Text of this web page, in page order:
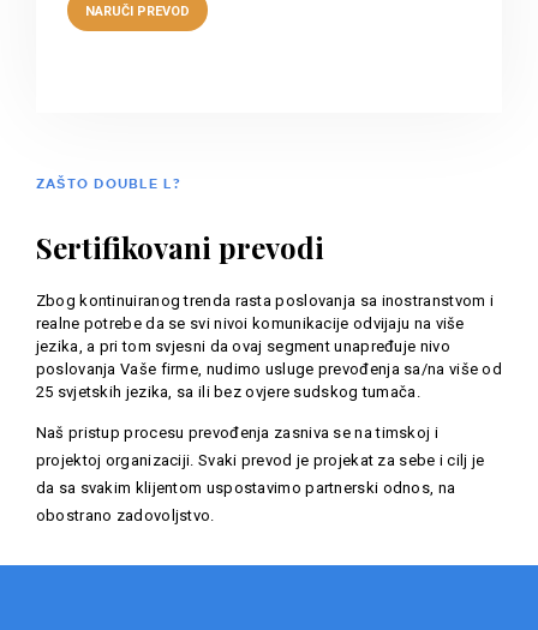
ZAŠTO DOUBLE L?
Sertifikovani prevodi
Zbog kontinuiranog trenda rasta poslovanja sa inostranstvom i
realne potrebe da se svi nivoi komunikacije odvijaju na više
jezika, a pri tom svjesni da ovaj segment unapređuje nivo
poslovanja Vaše firme, nudimo usluge prevođenja sa/na više od
25 svjetskih jezika, sa ili bez ovjere sudskog tumača.
Naš pristup procesu prevođenja zasniva se na timskoj i
projektoj organizaciji. Svaki prevod je projekat za sebe i cilj je
da sa svakim klijentom uspostavimo partnerski odnos, na
obostrano zadovoljstvo.